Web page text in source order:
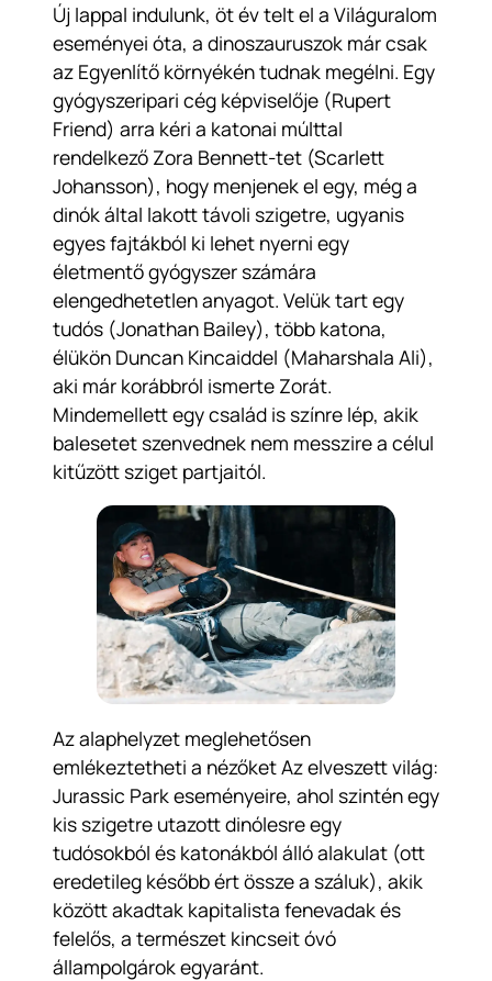
Új lappal indulunk, öt év telt el a Világuralom
eseményei óta, a dinoszauruszok már csak
az Egyenlítő környékén tudnak megélni. Egy
gyógyszeripari cég képviselője (Rupert
Friend) arra kéri a katonai múlttal
rendelkező Zora Bennett-tet (Scarlett
Johansson), hogy menjenek el egy, még a
dinók által lakott távoli szigetre, ugyanis
egyes fajtákból ki lehet nyerni egy
életmentő gyógyszer számára
elengedhetetlen anyagot. Velük tart egy
tudós (Jonathan Bailey), több katona,
élükön Duncan Kincaiddel (Maharshala Ali),
aki már korábbról ismerte Zorát.
Mindemellett egy család is színre lép, akik
balesetet szenvednek nem messzire a célul
kitűzött sziget partjaitól.
Az alaphelyzet meglehetősen
emlékeztetheti a nézőket Az elveszett világ:
Jurassic Park eseményeire, ahol szintén egy
kis szigetre utazott dinólesre egy
tudósokból és katonákból álló alakulat (ott
eredetileg később ért össze a száluk), akik
között akadtak kapitalista fenevadak és
felelős, a természet kincseit óvó
állampolgárok egyaránt.